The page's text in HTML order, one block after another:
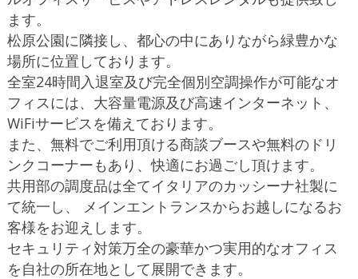
ます。
松原公園に隣接し、都心の中にありながら緑豊かな
場所に位置しております。
全室24時間入退室及び完全個別空調操作が可能なオ
フィスには、大容量電源及び高速インターネット、
WiFiサービスを備えております。
また、無料でご利用頂ける商談ブースや無料のドリ
ンクコーナーもあり、快適にお過ごし頂けます。
共用部の調度品は全てイタリアのカッシーナ社製に
て統一し、 メインエントランスからお越しになるお
客様をお迎えします。
セキュリティ対策万全の豪華かつ実用的なオフィス
を自社の所在地として展開できます。